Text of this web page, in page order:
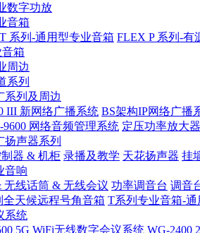
数字功放
音箱
系列-通用型专业音箱 FLEX P 系列-有
箱
周边
系列
系列及周边
III 新网络广播系统 BS架构IP网络广播
9600 网络音频管理系统 定压功率放大器
扬声器系列
器 & 机柜 录播及教学 天花扬声器 挂
音响
无线话筒 & 无线会议 功率调音台 调音
全天候远程号角音箱 T系列专业音箱-通
系统
5G WiFi无线数字会议系统 WG-2400